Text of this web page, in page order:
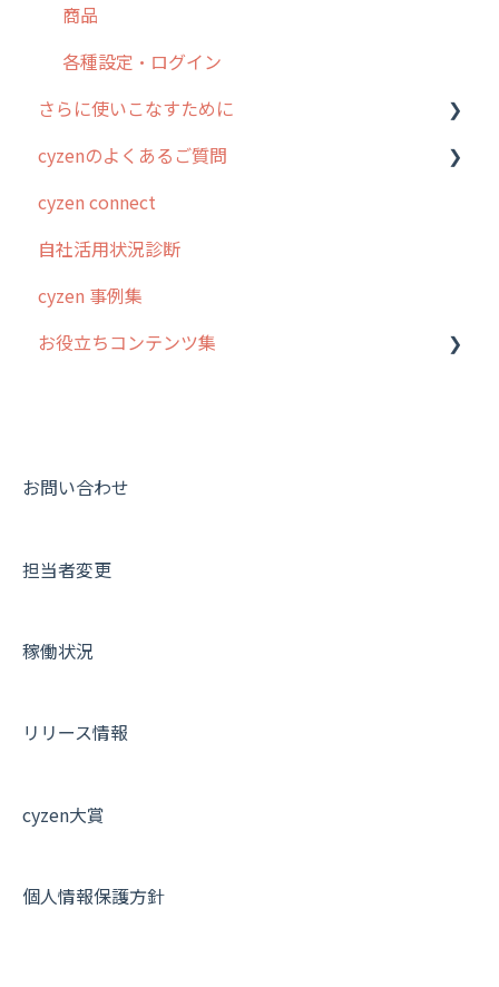
商品
各種設定・その他
お知らせ
設定
商品
各種設定・ログイン
さらに使いこなすために
はじめに
スポット・ステータス関連オプション
交通費自動計算
安全走行支援
写真管理・高画質化
その他オプション
契約・その他
cyzenのよくあるご質問
ログインについて
グループ・ユーザーについて
GPS・位置情報 について
ルート自動記録 について
報告書について
メンバー画面について
その他よくある質問
cyzen connect
自社活用状況診断
cyzen 事例集
お役立ちコンテンツ集
動画集：共通
お問い合わせ
担当者変更
稼働状況
リリース情報
cyzen大賞
個人情報保護方針